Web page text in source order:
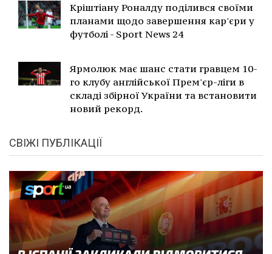
Кріштіану Роналду поділився своїми
планами щодо завершення кар'єри у
футболі - Sport News 24
Ярмолюк має шанс стати гравцем 10-
го клубу англійської Прем'єр-ліги в
складі збірної України та встановити
новий рекорд.
СВІЖІ ПУБЛІКАЦІЇ